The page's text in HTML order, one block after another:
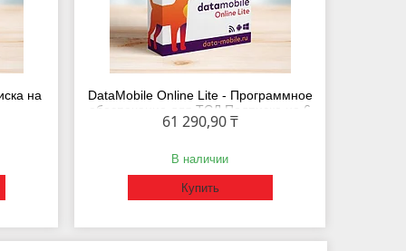
на
DataMobile Online Lite - Программное
обеспечение для ТСД Подписка на 6
месяцев
61 290,90 ₸
В наличии
Купить